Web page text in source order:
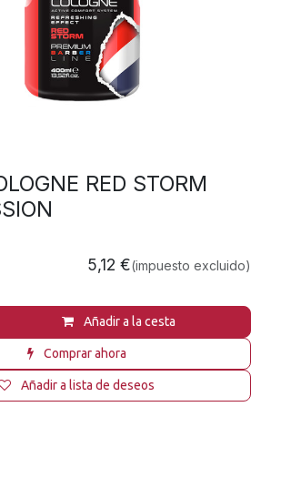
RED STORM
Añadir a la cesta
Comprar ahora
Añadir a lista de deseos
5,12 €(impuesto excluido)